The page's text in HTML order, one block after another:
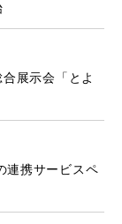
展示会「とよ
連携サービスペ